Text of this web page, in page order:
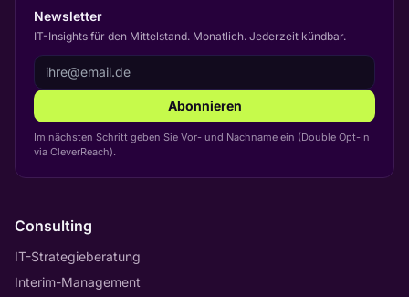
Newsletter
IT-Insights für den Mittelstand. Monatlich. Jederzeit kündbar.
Abonnieren
Im nächsten Schritt geben Sie Vor- und Nachname ein (Double Opt-In
via CleverReach).
Consulting
IT-Strategieberatung
Interim-Management